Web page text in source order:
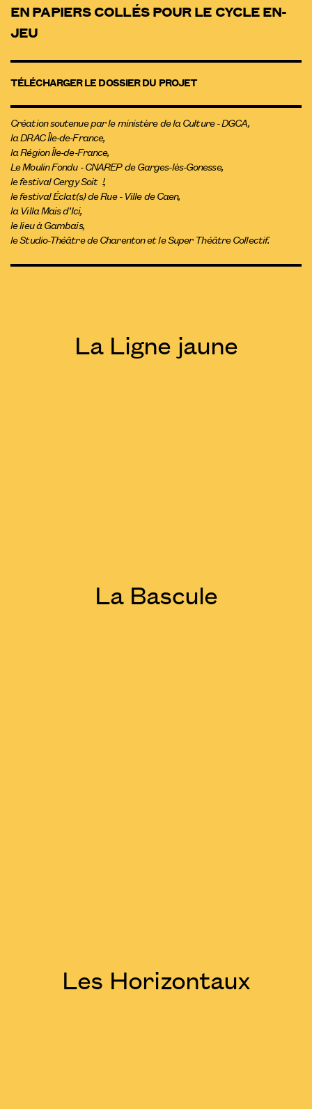
EN PAPIERS COLLÉS POUR LE CYCLE EN-
JEU
TÉLÉCHARGER LE DOSSIER DU PROJET
Création soutenue par le ministère de la Culture - DGCA,
la DRAC Île-de-France,
la Région Île-de-France,
Le Moulin Fondu - CNAREP de Garges-lès-Gonesse,
le festival Cergy Soit !,
le festival Éclat(s) de Rue - Ville de Caen,
la Villa Mais d’Ici,
le lieu à Gambais,
le Studio-Théâtre de Charenton et le Super Théâtre Collectif.
La Ligne jaune
La Bascule
Les Horizontaux